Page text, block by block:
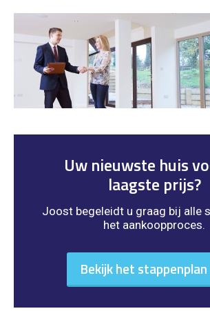
Uw nieuwste huis
laagste prijs?
Joost begeleidt u graag bij alle
het aankoopproces.
Bekijk het stappenplan